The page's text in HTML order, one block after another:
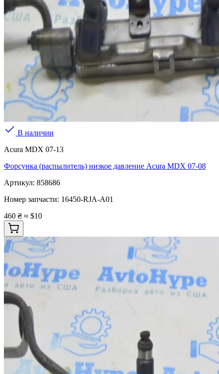
В наличии
Acura MDX 07-13
Форсунка (распылитель) низкое давление Acura MDX 07-08
Артикул: 858686
Номер запчасти: 16450-RJA-A01
460 ₴ ≈ $10